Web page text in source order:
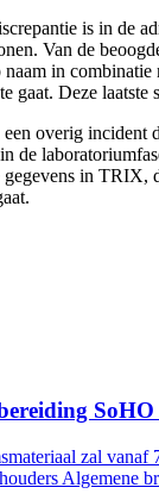
is in de
Van de
in combinatie
gaat. Deze laatste
overig
de
gegevens in
zal
Algemene